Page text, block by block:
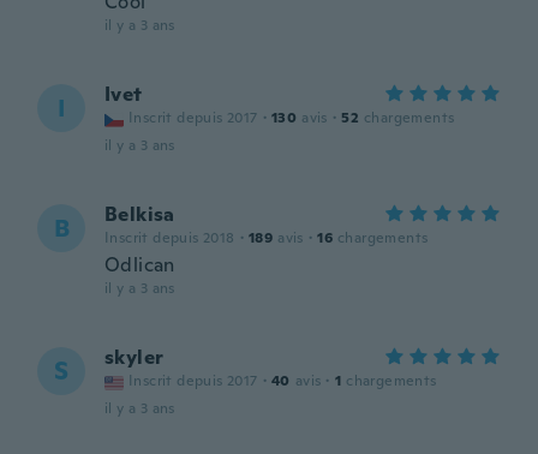
il y a 3 ans
I Ivet
Inscrit depuis 2017 · 130 avis · 52 chargements
il y a 3 ans
B Belkisa
Inscrit depuis 2018 · 189 avis · 16 chargements
Odlican
il y a 3 ans
S skyler
Inscrit depuis 2017 · 40 avis · 1 chargements
il y a 3 ans